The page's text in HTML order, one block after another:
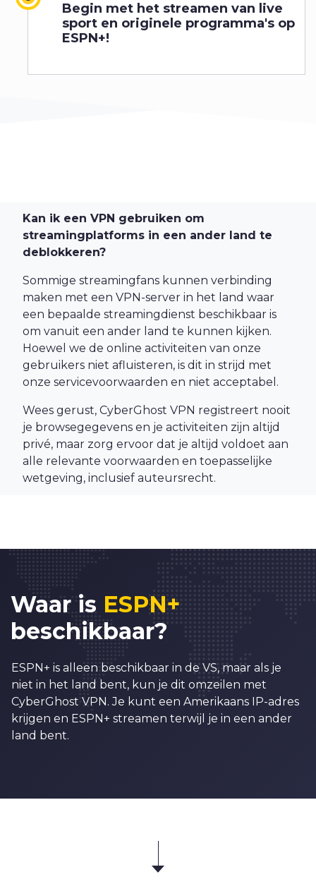
Begin met het streamen van live
sport en originele programma's op
ESPN+!
Kan ik een VPN gebruiken om
streamingplatforms in een ander land te
deblokkeren?
Sommige streamingfans kunnen verbinding
maken met een VPN-server in het land waar
een bepaalde streamingdienst beschikbaar is
om vanuit een ander land te kunnen kijken.
Hoewel we de online activiteiten van onze
gebruikers niet afluisteren, is dit in strijd met
onze servicevoorwaarden en niet acceptabel.
Wees gerust, CyberGhost VPN registreert nooit
je browsegegevens en je activiteiten zijn altijd
privé, maar zorg ervoor dat je altijd voldoet aan
alle relevante voorwaarden en toepasselijke
wetgeving, inclusief auteursrecht.
Waar is ESPN+
beschikbaar?
ESPN+ is alleen beschikbaar in de VS, maar als je
niet in het land bent, kun je dit omzeilen met
CyberGhost VPN. Je kunt een Amerikaans IP-adres
krijgen en ESPN+ streamen terwijl je in een ander
land bent.